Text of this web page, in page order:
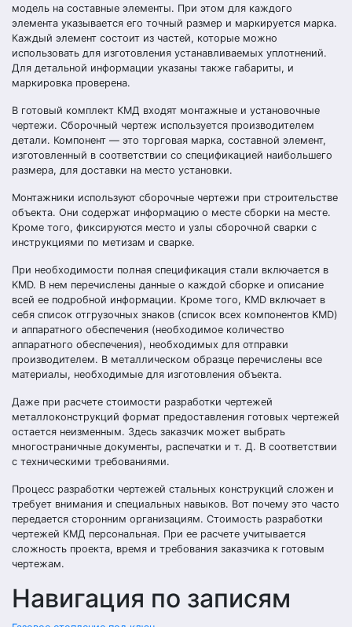
модель на составные элементы. При этом для каждого
элемента указывается его точный размер и маркируется марка.
Каждый элемент состоит из частей, которые можно
использовать для изготовления устанавливаемых уплотнений.
Для детальной информации указаны также габариты, и
маркировка проверена.
В готовый комплект КМД входят монтажные и установочные
чертежи. Сборочный чертеж используется производителем
детали. Компонент — это торговая марка, составной элемент,
изготовленный в соответствии со спецификацией наибольшего
размера, для доставки на место установки.
Монтажники используют сборочные чертежи при строительстве
объекта. Они содержат информацию о месте сборки на месте.
Кроме того, фиксируются место и узлы сборочной сварки с
инструкциями по метизам и сварке.
При необходимости полная спецификация стали включается в
KMD. В нем перечислены данные о каждой сборке и описание
всей ее подробной информации. Кроме того, KMD включает в
себя список отгрузочных знаков (список всех компонентов KMD)
и аппаратного обеспечения (необходимое количество
аппаратного обеспечения), необходимых для отправки
производителем. В металлическом образце перечислены все
материалы, необходимые для изготовления объекта.
Даже при расчете стоимости разработки чертежей
металлоконструкций формат предоставления готовых чертежей
остается неизменным. Здесь заказчик может выбрать
многостраничные документы, распечатки и т. Д. В соответствии
с техническими требованиями.
Процесс разработки чертежей стальных конструкций сложен и
требует внимания и специальных навыков. Вот почему это часто
передается сторонним организациям. Стоимость разработки
чертежей КМД персональная. При ее расчете учитывается
сложность проекта, время и требования заказчика к готовым
чертежам.
Навигация по записям